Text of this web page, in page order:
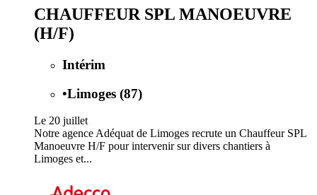
CHAUFFEUR SPL MANOEUVRE
(H/F)
Intérim
•Limoges (87)
Le 20 juillet
Notre agence Adéquat de Limoges recrute un Chauffeur SPL
Manoeuvre H/F pour intervenir sur divers chantiers à
Limoges et...